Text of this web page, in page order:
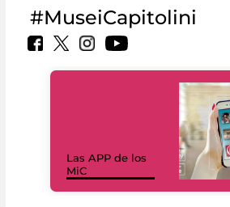
#MuseiCapitolini
Las APP de los
MiC